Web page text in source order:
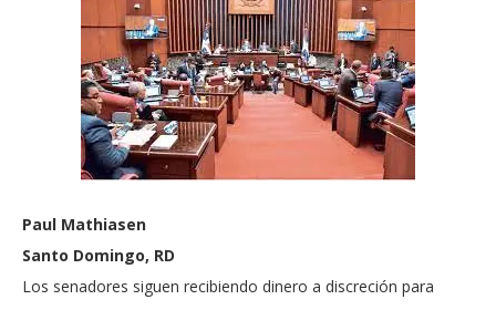
Paul Mathiasen
Santo Domingo, RD
Los senadores siguen recibiendo dinero a discreción para